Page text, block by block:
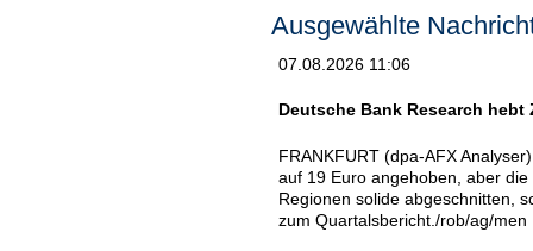
Ausgewählte
07.08.2026 11:06
Deutsche Bank Research
FRANKFURT (dpa-AFX
auf 19 Euro angehoben, aber
Regionen solide abgeschnitten,
zum Quartalsbericht./rob/ag/men